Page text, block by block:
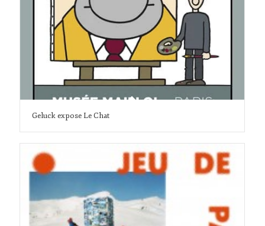
Geluck expose Le Chat